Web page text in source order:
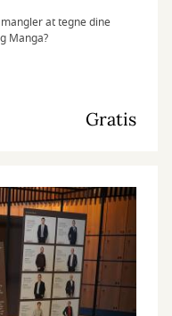
at tegne dine
Manga?
Gratis